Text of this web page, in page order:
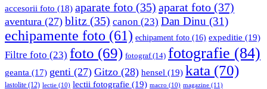
accesorii foto (18) aparate foto (35) aparat foto (37)
aventura (27) blitz (35) canon (23) Dan Dinu (31)
echipamente foto (61) echipament foto (16) expeditie (19)
Filtre foto (23) foto (69) fotograf(14) fotografie (84)
geanta (17) genti (27) Gitzo (28) hensel (19) kata (70)
lastolite (12) lectie (10) lectii fotografie (19) macro (10) magazine (11)